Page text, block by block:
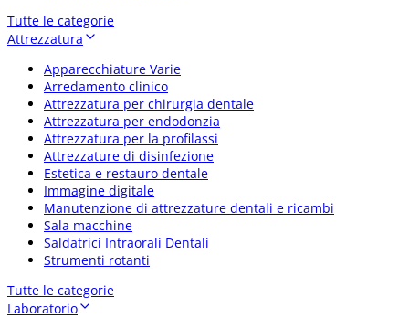
Tutte le categorie
Attrezzatura
Apparecchiature Varie
Arredamento clinico
Attrezzatura per chirurgia dentale
Attrezzatura per endodonzia
Attrezzatura per la profilassi
Attrezzature di disinfezione
Estetica e restauro dentale
Immagine digitale
Manutenzione di attrezzature dentali e ricambi
Sala macchine
Saldatrici Intraorali Dentali
Strumenti rotanti
Tutte le categorie
Laboratorio